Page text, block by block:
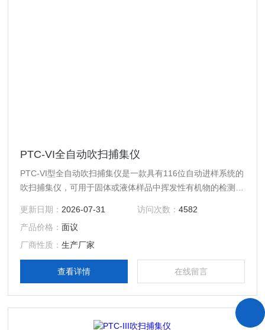
PTC-VI全自动吹扫捕集仪
PTC-VI型全自动吹扫捕集仪是一款具有116位自动进样系统的
吹扫捕集仪，可用于固体或液体样品中挥发性有机物的检测，
精准的添加内标，还可以自动加标绘制目标物标准曲线。通过
与GC或GC-MS的联用，可以广泛应用于环境分析，如饮用
水、废水、土壤中的有机污染物分析，也可用于食品中挥发物
(如气味成分)的分析等。
更新日期： 2026-07-31 访问次数： 4582
产品价格：面议
厂商性质：生产厂家
查看详情 在线留言